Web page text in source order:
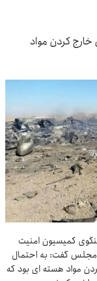
کردن مواد
کمیسیون امنیت
گفت: به احتمال
مواد هسته ‌ای بود که